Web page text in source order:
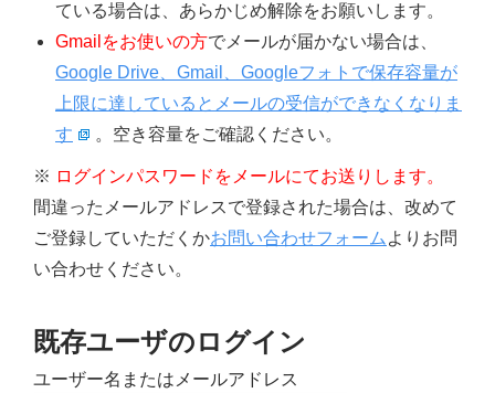
ている場合は、あらかじめ解除をお願いします。
Gmailをお使いの方でメールが届かない場合は、
Google Drive、Gmail、Googleフォトで保存容量が
上限に達しているとメールの受信ができなくなりま
す
。空き容量をご確認ください。
※ ログインパスワードをメールにてお送りします。
間違ったメールアドレスで登録された場合は、改めて
ご登録していただくかお問い合わせフォーム よりお問
い合わせください。
既存ユーザのログイン
ユーザー名またはメールアドレス